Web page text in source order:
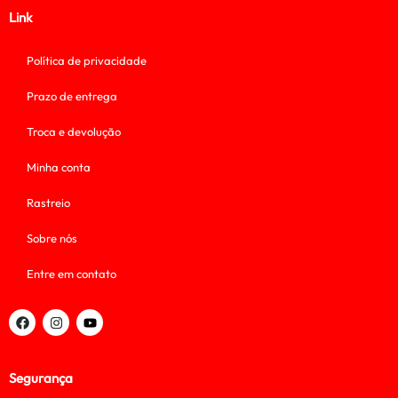
Link
Política de privacidade
Prazo de entrega
Troca e devolução
Minha conta
Rastreio
Sobre nós
Entre em contato
Segurança